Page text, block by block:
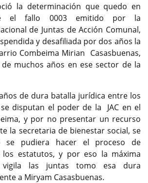
la determinación que quedo en
el fallo 0003 emitido por la
de Juntas de Acción Comunal,
y desafiliada por dos años la
Combeima Mirian Casasbuenas,
muchos años en ese sector de la
de dura batalla jurídica entre los
disputan el poder de la JAC en el
y por no presentar un recurso
la secretaria de bienestar social, se
se pudiera hacer el proceso de
los estatutos, y por eso la máxima
las juntas tomo esa dura
a Miryam Casasbuenas.